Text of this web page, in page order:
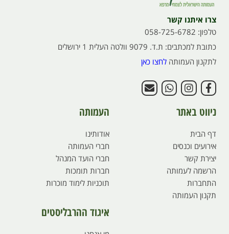
צרו איתנו קשר
טלפון: 058-725-6782
כתובת למכתבים: ת.ד. 9079 וולטה העלית 1 ירושלים
לתקנון העמותה לחצו כאן
ניווט באתר
דף הבית
אירועים וכנסים
יצירת קשר
הרשמה לעמותה
התחברות
תקנון העמותה
העמותה
אודותינו
חברי העמותה
חברי הועד המנהל
חברות תומכות
תוכניות לימוד מוכרות
איגוד ההרבליסטים